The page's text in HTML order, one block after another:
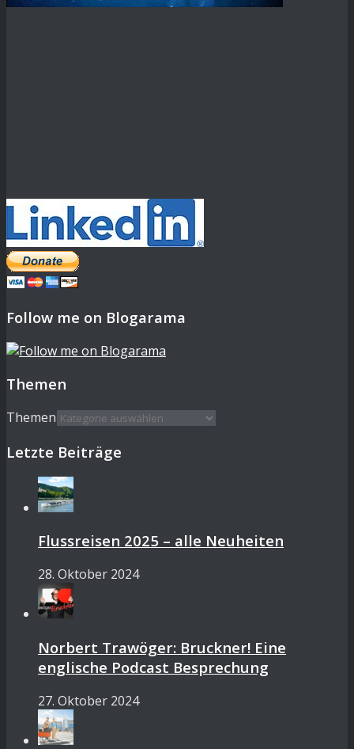
Follow me on Blogarama
Themen
Themen
Letzte Beiträge
Flussreisen 2025 – alle Neuheiten
28. Oktober 2024
Norbert Trawöger: Bruckner! Eine
englische Podcast Besprechung
27. Oktober 2024